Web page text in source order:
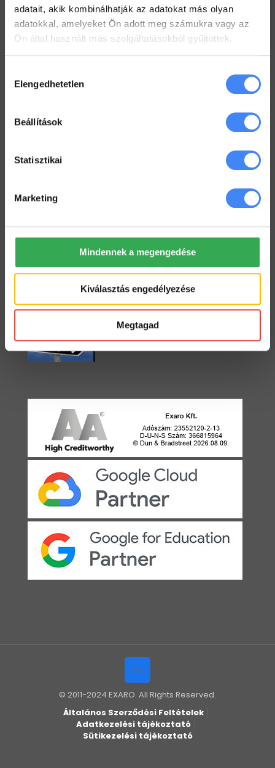
adatait, akik kombinálhatják az adatokat más olyan
adatokkal, amelyeket Ön adott meg számukra vagy az
Ön által használt más szolgáltatásokból gyűjtöttek.
kiválasztása
Elengedhetetlen
Beállítások
Statisztikai
Marketing
Mindennek a megengedése
Kiválasztás engedélyezése
Megtagad
Dolgozz zip fájlokkal a Drive-ban
2022. július 12.
Google Workspace vs. MS365 –
Starter vagy Standard?
2022. május 3.
Egyirányú utca
© 2011-2024 EXARO. All Rights Reserved.
Általános Szerződési Feltételek
Adatkezelési tájékoztató
Sütikezelési tájékoztató